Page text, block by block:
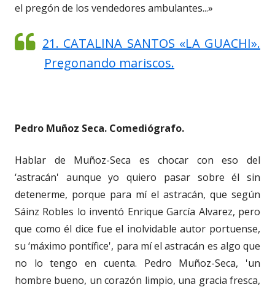
el pregón de los vendedores ambulantes...»
21. CATALINA SANTOS «LA GUACHI».
Pregonando mariscos.
Pedro Muñoz Seca. Comediógrafo.
Hablar de Muñoz-Seca es chocar con eso del
‘astracán' aunque yo quiero pasar sobre él sin
detenerme, porque para mí el astracán, que según
Sáinz Robles lo inventó Enrique García Alvarez, pero
que como él dice fue el inolvidable autor portuense,
su ‘máximo pontífice', para mí el astracán es algo que
no lo tengo en cuenta. Pedro Muñoz-Seca, 'un
hombre bueno, un corazón limpio, una gracia fresca,